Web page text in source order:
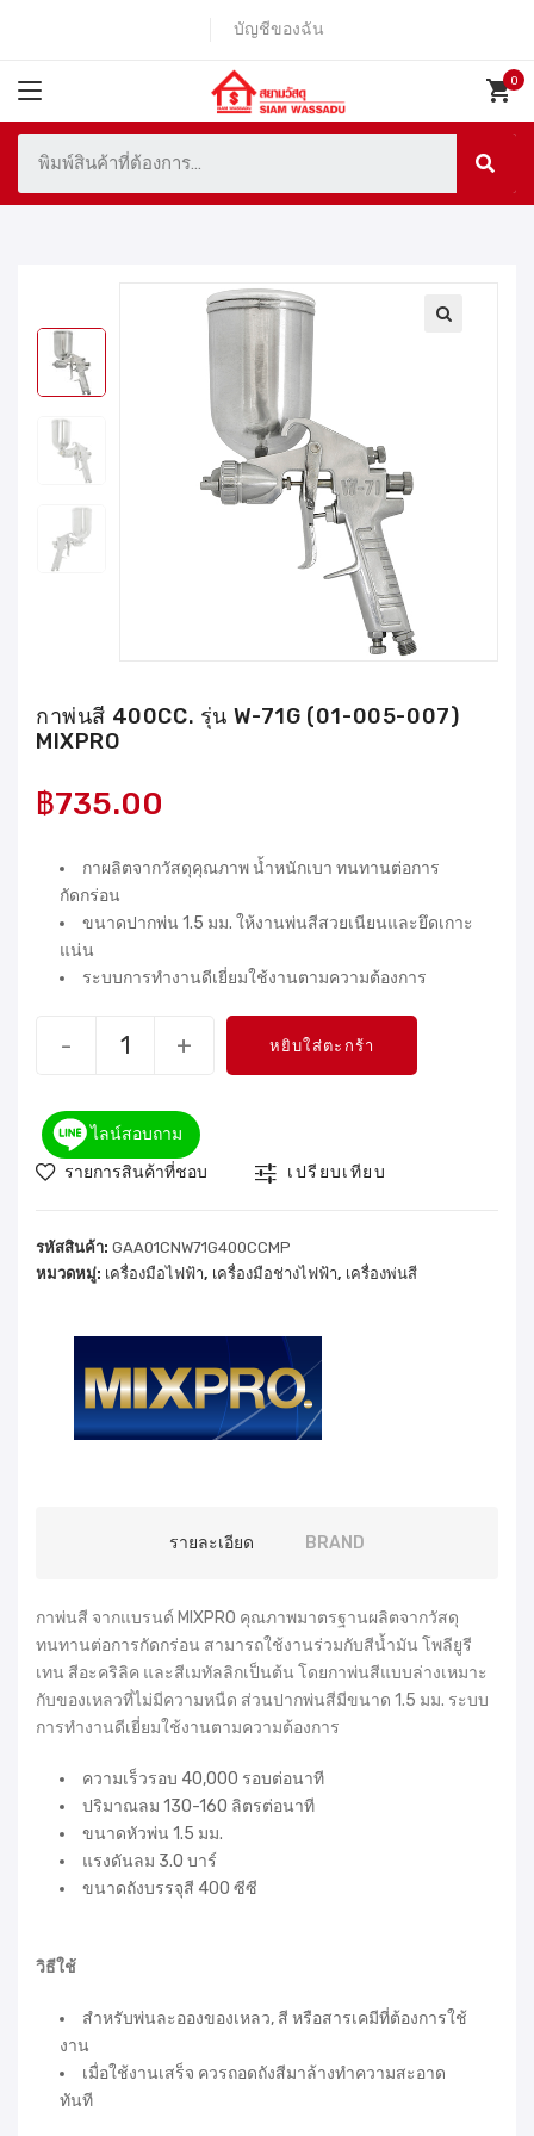
บัญชีของฉัน
กาพ่นสี 400CC. รุ่น W-71G (01-005-007)
MIXPRO
฿735.00
กาผลิตจากวัสดุคุณภาพ น้ำหนักเบา ทนทานต่อการ
กัดกร่อน
ขนาดปากพ่น 1.5 มม. ให้งานพ่นสีสวยเนียนและยึดเกาะ
แน่น
ระบบการทำงานดีเยี่ยมใช้งานตามความต้องการ
- + หยิบใส่ตะกร้า
ไลน์สอบถาม
รายการสินค้าที่ชอบ
เปรียบเทียบ
รหัสสินค้า: GAA01CNW71G400CCMP
หมวดหมู่: เครื่องมือไฟฟ้า, เครื่องมือช่างไฟฟ้า, เครื่องพ่นสี
รายละเอียด BRAND
กาพ่นสี จากแบรนด์ MIXPRO คุณภาพมาตรฐานผลิตจากวัสดุ
ทนทานต่อการกัดกร่อน สามารถใช้งานร่วมกับสีน้ำมัน โพลียูรี
เทน สีอะคริลิค และสีเมทัลลิกเป็นต้น โดยกาพ่นสีแบบล่างเหมาะ
กับของเหลวที่ไม่มีความหนืด ส่วนปากพ่นสีมีขนาด 1.5 มม. ระบบ
การทำงานดีเยี่ยมใช้งานตามความต้องการ
ความเร็วรอบ 40,000 รอบต่อนาที
ปริมาณลม 130-160 ลิตรต่อนาที
ขนาดหัวพ่น 1.5 มม.
แรงดันลม 3.0 บาร์
ขนาดถังบรรจุสี 400 ซีซี
วิธีใช้
สำหรับพ่นละอองของเหลว, สี หรือสารเคมีที่ต้องการใช้
งาน
เมื่อใช้งานเสร็จ ควรถอดถังสีมาล้างทำความสะอาด
ทันที